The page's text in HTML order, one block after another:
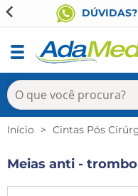
Início Cintas Pós
Meias anti - trombo